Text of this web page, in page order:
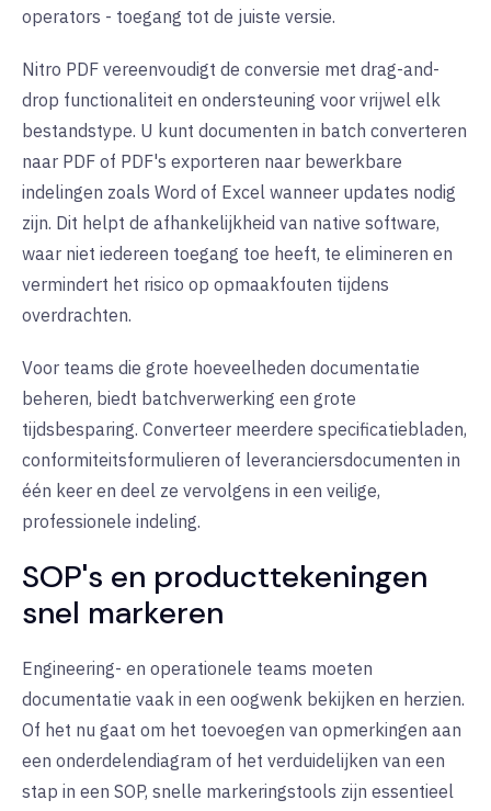
operators - toegang tot de juiste versie.
Nitro PDF vereenvoudigt de conversie met drag-and-
drop functionaliteit en ondersteuning voor vrijwel elk
bestandstype. U kunt documenten in batch converteren
naar PDF of PDF's exporteren naar bewerkbare
indelingen zoals Word of Excel wanneer updates nodig
zijn. Dit helpt de afhankelijkheid van native software,
waar niet iedereen toegang toe heeft, te elimineren en
vermindert het risico op opmaakfouten tijdens
overdrachten.
Voor teams die grote hoeveelheden documentatie
beheren, biedt batchverwerking een grote
tijdsbesparing. Converteer meerdere specificatiebladen,
conformiteitsformulieren of leveranciersdocumenten in
één keer en deel ze vervolgens in een veilige,
professionele indeling.
SOP's en producttekeningen
snel markeren
Engineering- en operationele teams moeten
documentatie vaak in een oogwenk bekijken en herzien.
Of het nu gaat om het toevoegen van opmerkingen aan
een onderdelendiagram of het verduidelijken van een
stap in een SOP, snelle markeringstools zijn essentieel